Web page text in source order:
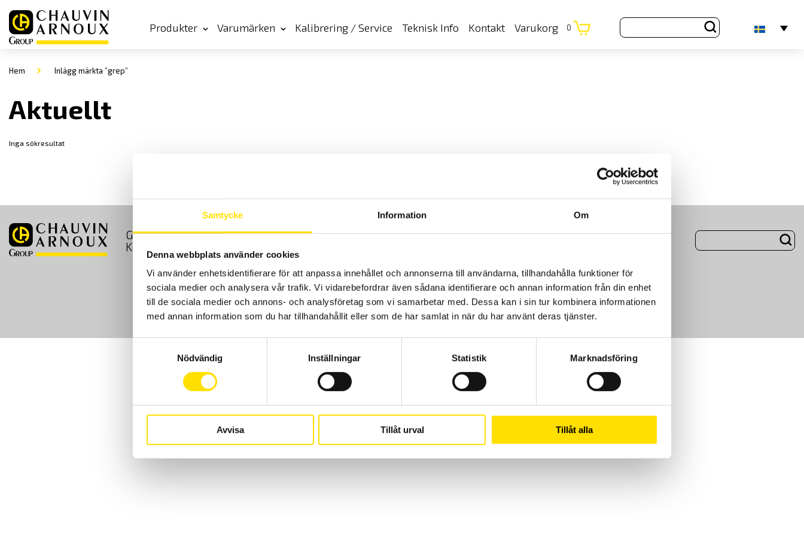
Samtycke Information Om
Denna webbplats använder cookies
Vi använder enhetsidentifierare för att anpassa innehållet och annonserna till användarna, tillhandahålla funktioner för
sociala medier och analysera vår trafik. Vi vidarebefordrar även sådana identifierare och annan information från din enhet
till de sociala medier och annons- och analysföretag som vi samarbetar med. Dessa kan i sin tur kombinera informationen
med annan information som du har tillhandahållit eller som de har samlat in när du har använt deras tjänster.
Nödvändig
Inställningar Statistik Marknadsföring
Avvisa Tillåt urval Tillåt alla
Produkter Varumärken Kalibrering / Service Teknisk Info Kontakt Varukorg 0
Hem Inlägg märkta ”grep”
Aktuellt
Inga sökresultat
GDPR Köpvillkor Cookies Klagomål Kundundersökning
Om Oss
Kontakt
CA Mätsystem AB
Sjöflygvägen 35
183 62 Täby
08-50 52 68 00
info@camatsystem.com